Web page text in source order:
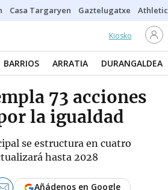
Casa Targaryen Gaztelugatxe Athletic
Kiosko
BARRIOS ARRATIA DURANGALDEA
73 acciones
la igualdad
se estructura en cuatro
hasta 2028
Añádenos en Google